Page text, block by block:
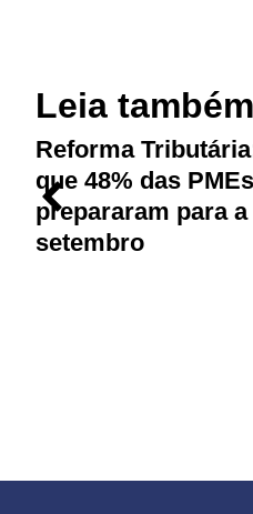
Leia também
Reforma
que 48% das
prepararam para
setembro